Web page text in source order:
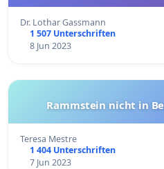
Dr. Lothar Gassmann
1 507 Unterschriften
8 Jun 2023
Rammstein nicht in
Teresa Mestre
1 404 Unterschriften
7 Jun 2023